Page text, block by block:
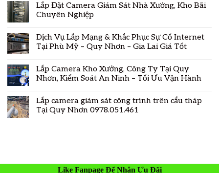
Lắp Đặt Camera Giám Sát Nhà Xưởng, Kho Bãi
Chuyên Nghiệp
Dịch Vụ Lắp Mạng & Khắc Phục Sự Cố Internet
Tại Phù Mỹ – Quy Nhơn – Gia Lai Giá Tốt
Lắp Camera Kho Xưởng, Công Ty Tại Quy
Nhơn, Kiểm Soát An Ninh – Tối Ưu Vận Hành
Lắp camera giám sát công trình trên cẩu tháp
Tại Quy Nhơn 0978.051.461
Like Fanpage Để Nhận Ưu Đãi